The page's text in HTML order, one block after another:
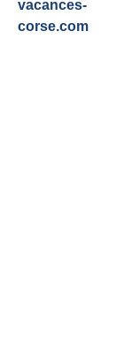
vacances-
corse.com